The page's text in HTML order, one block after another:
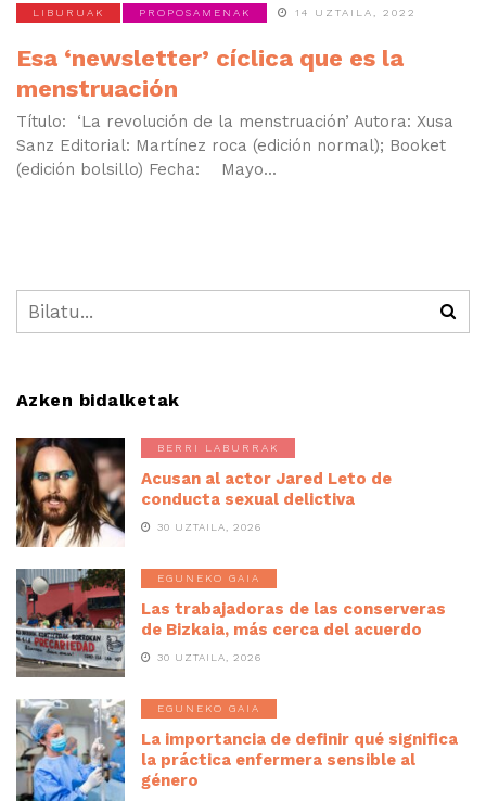
LIBURUAK PROPOSAMENAK 14 UZTAILA, 2022
Esa ‘newsletter’ cíclica que es la
menstruación
Título: ‘La revolución de la menstruación’ Autora: Xusa
Sanz Editorial: Martínez roca (edición normal); Booket
(edición bolsillo) Fecha: Mayo...
Azken bidalketak
BERRI LABURRAK
Acusan al actor Jared Leto de
conducta sexual delictiva
30 UZTAILA, 2026
EGUNEKO GAIA
Las trabajadoras de las conserveras
de Bizkaia, más cerca del acuerdo
30 UZTAILA, 2026
EGUNEKO GAIA
La importancia de definir qué significa
la práctica enfermera sensible al
género